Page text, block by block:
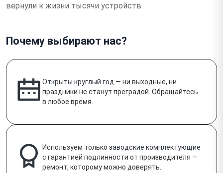
вернули к жизни тысячи устройств.
Почему выбирают нас?
Открыты круглый год — ни выходные, ни
праздники не станут преградой. Обращайтесь
в любое время.
Используем только заводские комплектующие
с гарантией подлинности от производителя —
ремонт, которому можно доверять.